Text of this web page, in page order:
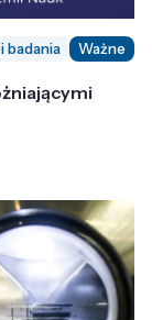
badania Ważne